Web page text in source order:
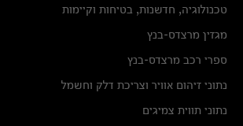
טכנולוגיה, חדשנות, בטיחות וקיימות
מגזין מרצדס-בנץ
ספרי רכב מרצדס-בנץ
נתוני זיהום אוויר וצריכת דלק וחשמל
נתוני תווית צמיגים